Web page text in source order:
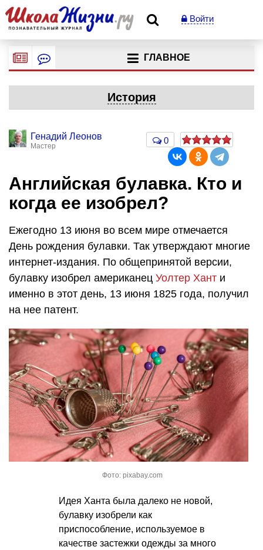
Войти
ГЛАВНОЕ
История
Генадий Леонов
Мастер
0
Английская булавка. Кто и
когда ее изобрел?
Ежегодно 13 июня во всем мире отмечается
День рождения булавки. Так утверждают многие
интернет-издания. По общепринятой версии,
булавку изобрел американец Уолтер Хант и
именно в этот день, 13 июня 1825 года, получил
на нее патент.
Фото: pixabay.com
Идея Ханта была далеко не новой,
булавку изобрели как
приспособление, используемое в
качестве застежки одежды за много